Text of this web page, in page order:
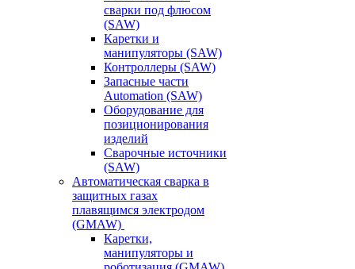
сварки под флюсом
(SAW)
Каретки и
манипуляторы (SAW)
Контроллеры (SAW)
Запасные части
Automation (SAW)
Оборудование для
позиционирования
изделий
Сварочные источники
(SAW)
Автоматическая сварка в
защитных газах
плавящимся электродом
(GMAW)
Каретки,
манипуляторы и